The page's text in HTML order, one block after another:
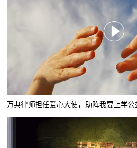
万典律师担任爱心大使，助阵我要上学公